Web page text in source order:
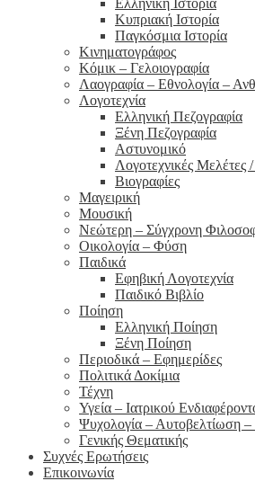
Ελληνική Ιστορία
Κυπριακή Ιστορία
Παγκόσμια Ιστορία
Κινηματογράφος
Κόμικ – Γελοιογραφία
Λαογραφία – Εθνολογία –
Λογοτεχνία
Ελληνική Πεζογραφία
Ξένη Πεζογραφία
Αστυνομικό
Λογοτεχνικές Μελέτες
Βιογραφίες
Μαγειρική
Μουσική
Νεώτερη – Σύγχρονη
Οικολογία – Φύση
Παιδικά
Εφηβική Λογοτεχνία
Παιδικό Βιβλίο
Ποίηση
Ελληνική Ποίηση
Ξένη Ποίηση
Περιοδικά – Εφημερίδες
Πολιτικά Δοκίμια
Τέχνη
Υγεία – Ιατρικού
Ψυχολογία – Αυτοβελτίωση
Γενικής Θεματικής
Συχνές Ερωτήσεις
Επικοινωνία